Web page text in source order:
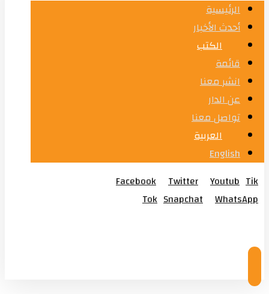
الرئيسية
أحدث الأخبار
الكتب
قائمة
انشر معنا
عن الدار
تواصل معنا
العربية
English
Facebook
Twitter Youtub Tik
Tok Snapchat
WhatsApp